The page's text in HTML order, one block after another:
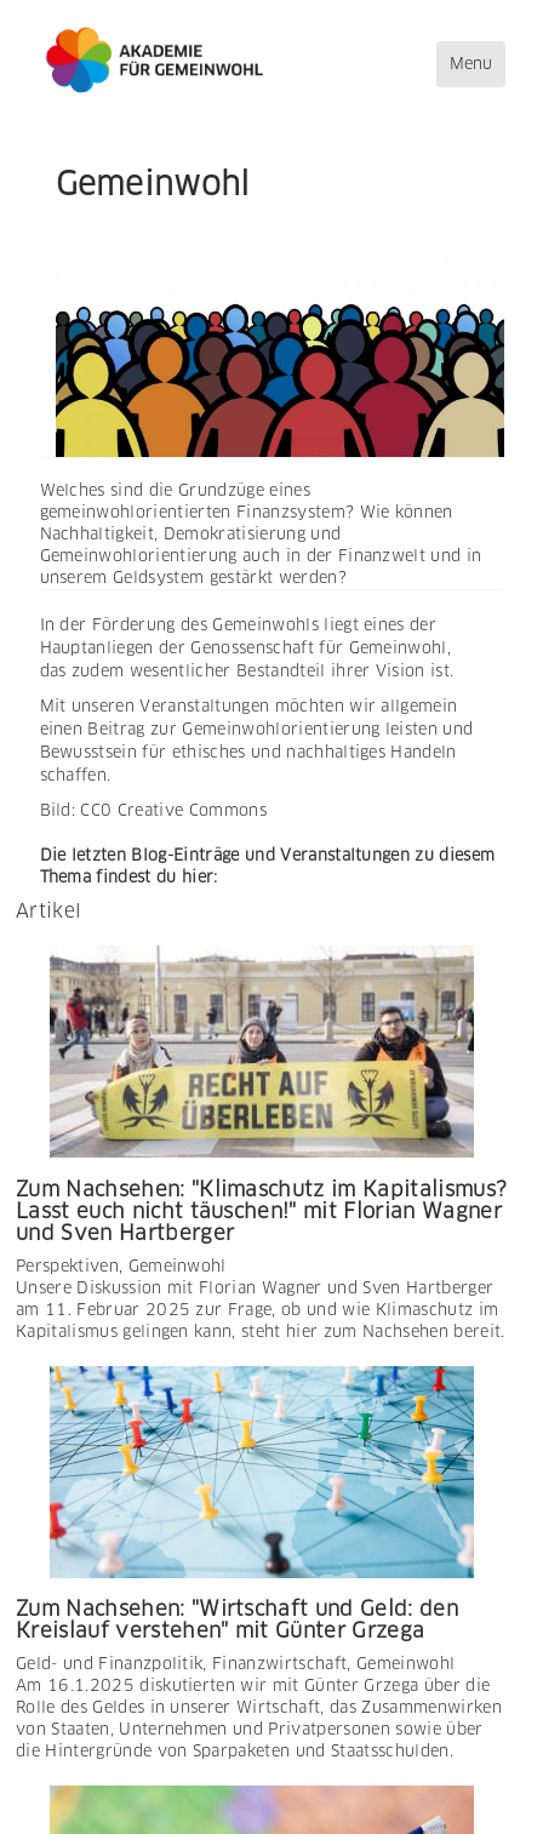
Toggle
navigation
Menu
Gemeinwohl
Welches sind die Grundzüge eines
gemeinwohlorientierten Finanzsystem? Wie können
Nachhaltigkeit, Demokratisierung und
Gemeinwohlorientierung auch in der Finanzwelt und in
unserem Geldsystem gestärkt werden?
In der Förderung des Gemeinwohls liegt eines der
Hauptanliegen der Genossenschaft für Gemeinwohl,
das zudem wesentlicher Bestandteil ihrer Vision ist.
Mit unseren Veranstaltungen möchten wir allgemein
einen Beitrag zur Gemeinwohlorientierung leisten und
Bewusstsein für ethisches und nachhaltiges Handeln
schaffen.
Bild: CC0 Creative Commons
Die letzten Blog-Einträge und Veranstaltungen zu diesem
Thema findest du hier:
Artikel
Zum Nachsehen: "Klimaschutz im Kapitalismus?
Lasst euch nicht täuschen!" mit Florian Wagner
und Sven Hartberger
Perspektiven, Gemeinwohl
Unsere Diskussion mit Florian Wagner und Sven Hartberger
am 11. Februar 2025 zur Frage, ob und wie Klimaschutz im
Kapitalismus gelingen kann, steht hier zum Nachsehen bereit.
Zum Nachsehen: "Wirtschaft und Geld: den
Kreislauf verstehen" mit Günter Grzega
Geld- und Finanzpolitik, Finanzwirtschaft, Gemeinwohl
Am 16.1.2025 diskutierten wir mit Günter Grzega über die
Rolle des Geldes in unserer Wirtschaft, das Zusammenwirken
von Staaten, Unternehmen und Privatpersonen sowie über
die Hintergründe von Sparpaketen und Staatsschulden.